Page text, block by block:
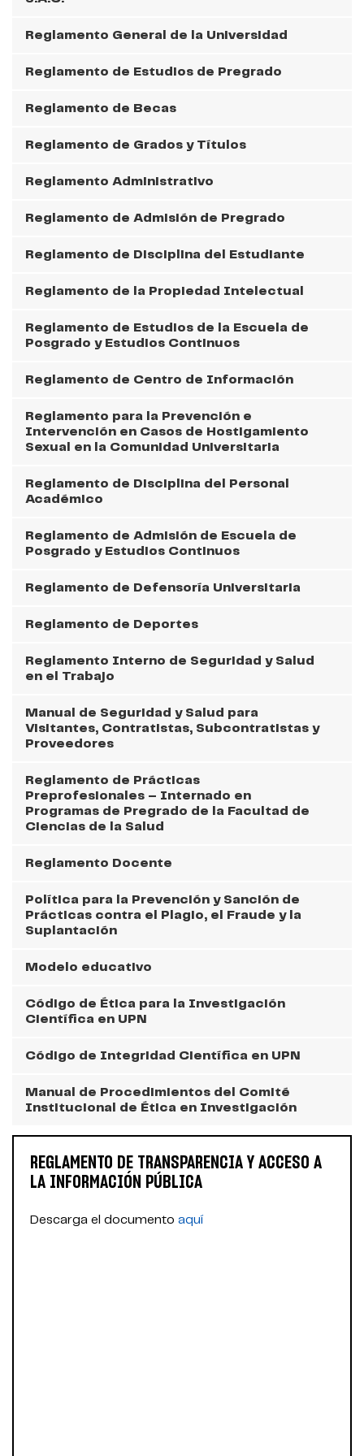
Reglamento General de la Universidad
Reglamento de Estudios de Pregrado
Reglamento de Becas
Reglamento de Grados y Títulos
Reglamento Administrativo
Reglamento de Admisión de Pregrado
Reglamento de Disciplina del Estudiante
Reglamento de la Propiedad Intelectual
Reglamento de Estudios de la Escuela de
Posgrado y Estudios Continuos
Reglamento de Centro de Información
Reglamento para la Prevención e
Intervención en Casos de Hostigamiento
Sexual en la Comunidad Universitaria
Reglamento de Disciplina del Personal
Académico
Reglamento de Admisión de Escuela de
Posgrado y Estudios Continuos
Reglamento de Defensoría Universitaria
Reglamento de Deportes
Reglamento Interno de Seguridad y Salud
en el Trabajo
Manual de Seguridad y Salud para
Visitantes, Contratistas, Subcontratistas y
Proveedores
Reglamento de Prácticas
Preprofesionales – Internado en
Programas de Pregrado de la Facultad de
Ciencias de la Salud
Reglamento Docente
Política para la Prevención y Sanción de
Prácticas contra el Plagio, el Fraude y la
Suplantación
Modelo educativo
Código de Ética para la Investigación
Científica en UPN
Código de Integridad Científica en UPN
Manual de Procedimientos del Comité
Institucional de Ética en Investigación
REGLAMENTO DE TRANSPARENCIA Y ACCESO A
LA INFORMACIÓN PÚBLICA
Descarga el documento aquí